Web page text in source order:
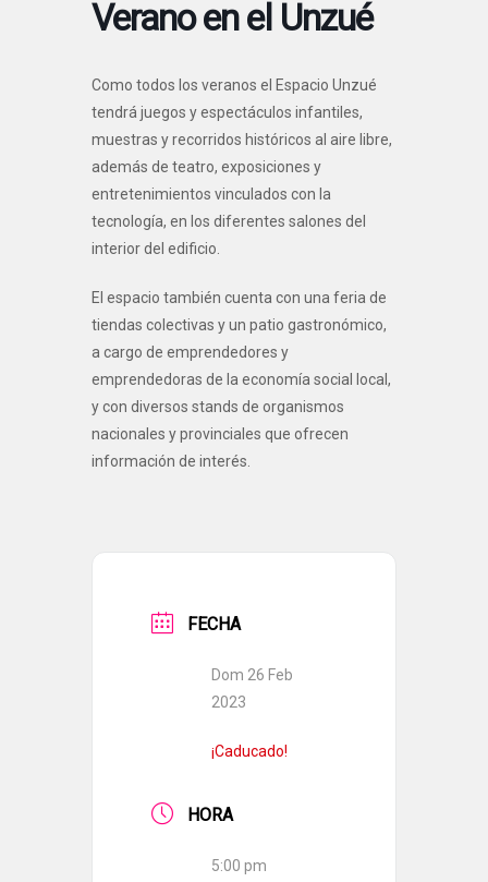
Verano en el Unzué
Como todos los veranos el Espacio Unzué
tendrá juegos y espectáculos infantiles,
muestras y recorridos históricos al aire libre,
además de teatro, exposiciones y
entretenimientos vinculados con la
tecnología, en los diferentes salones del
interior del edificio.
El espacio también cuenta con una feria de
tiendas colectivas y un patio gastronómico,
a cargo de emprendedores y
emprendedoras de la economía social local,
y con diversos stands de organismos
nacionales y provinciales que ofrecen
información de interés.
FECHA
Dom 26 Feb
2023
¡Caducado!
HORA
5:00 pm